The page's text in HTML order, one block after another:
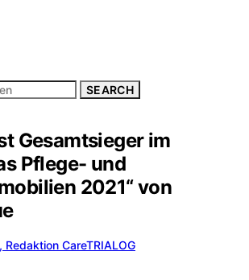
SEARCH
Gesamtsieger im
Pflege- und
2021“ von
Redaktion CareTRIALOG